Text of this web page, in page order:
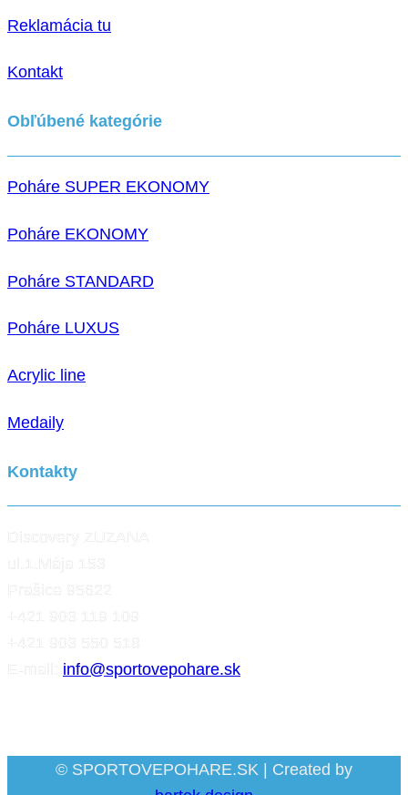
Reklamácia tu
Kontakt
Obľúbené kategórie
Poháre SUPER EKONOMY
Poháre EKONOMY
Poháre STANDARD
Poháre LUXUS
Acrylic line
Medaily
Kontakty
info@sportovepohare.sk
© SPORTOVEPOHARE.SK | Created by